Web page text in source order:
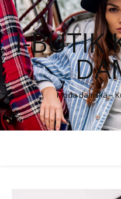
I-BUTIK
Moda damska –